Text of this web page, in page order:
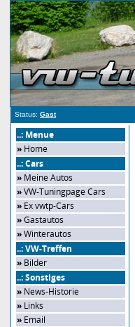
Status: Gast
..: Menue
» Home
..: Cars
» Meine Autos
»VW-Tuningpage Cars
» Ex vwtp-Cars
»Gastautos
»Winterautos
..: VW-Treffen
» Bilder
..: Sonstiges
» News-Historie
» Links
» Email